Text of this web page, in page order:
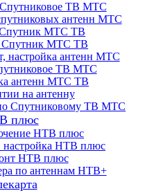
ТВ МТС
антенн МТС
МТС ТВ
Спутник МТС ТВ
настройка антенн МТС
ТВ МТС
антенн МТС ТВ
на антенну
Спутниковому ТВ МТС
плюс
НТВ плюс
настройка НТВ плюс
НТВ плюс
по антеннам НТВ+